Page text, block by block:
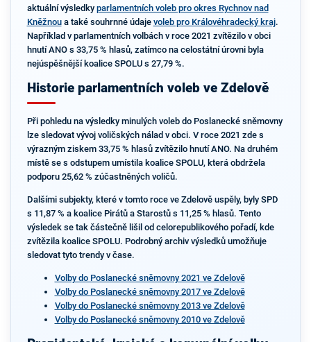
aktuální výsledky parlamentních voleb pro okres Rychnov nad
Kněžnoua také souhrnné údaje voleb pro Královéhradecký kraj.
Například v parlamentních volbách v roce 2021 zvítězilo v obci
hnutí ANO s 33,75 % hlasů, zatímco na celostátní úrovni byla
nejúspěšnější koalice SPOLU s 27,79 %.
Historie parlamentních voleb ve Zdelově
Při pohledu na výsledky minulých voleb do Poslanecké sněmovny
lze sledovat vývoj voličských nálad v obci. V roce 2021 zde s
výrazným ziskem 33,75 % hlasů zvítězilo hnutí ANO. Na druhém
místě se s odstupem umístila koalice SPOLU, která obdržela
podporu 25,62 % zúčastněných voličů.
Dalšími subjekty, které v tomto roce ve Zdelově uspěly, byly SPD
s 11,87 % a koalice Pirátů a Starostů s 11,25 % hlasů. Tento
výsledek se tak částečně lišil od celorepublikového pořadí, kde
zvítězila koalice SPOLU. Podrobný archiv výsledků umožňuje
sledovat tyto trendy v čase.
Volby do Poslanecké sněmovny 2021 ve Zdelově
Volby do Poslanecké sněmovny 2017 ve Zdelově
Volby do Poslanecké sněmovny 2013 ve Zdelově
Volby do Poslanecké sněmovny 2010 ve Zdelově